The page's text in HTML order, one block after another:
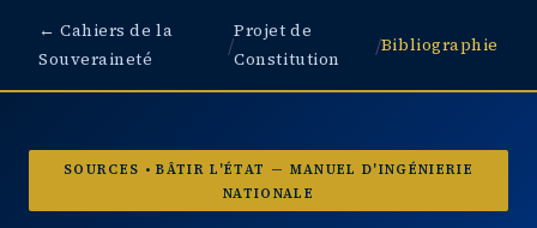
← Cahiers de la
Souveraineté
/
Projet de
Constitution
/Bibliographie
SOURCES • BÂTIR L'ÉTAT — MANUEL D'INGÉNIERIE
NATIONALE